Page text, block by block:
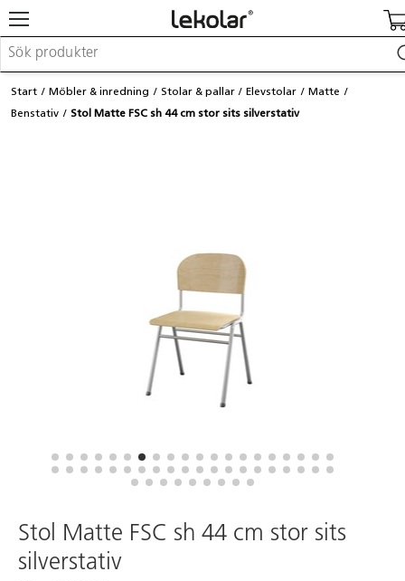
Möbler & inredning
Lekplatsutrustning & utemiljö
Start Möbler & inredning Stolar & pallar Elevstolar
Matte
Benstativ
Stol Matte FSC sh 44 cm stor sits silverstativ
Stol Matte FSC sh 44 cm stor sits
silverstativ